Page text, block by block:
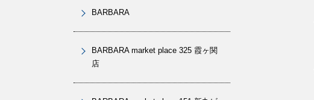
BARBARA
BARBARA market place 325 霞ヶ関
店